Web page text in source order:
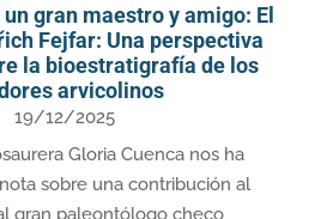
gran maestro y amigo: El
Fejfar: Una perspectiva
la bioestratigrafía de los
arvicolinos
19/12/2025
Gloria Cuenca nos ha
sobre una contribución al
gran paleontólogo checo